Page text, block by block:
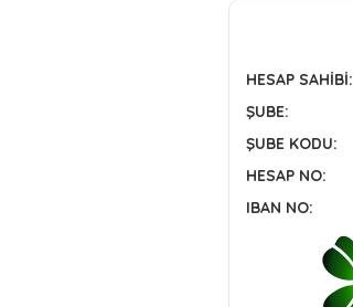
HESAP SAHİBİ:
ŞUBE:
ŞUBE KODU:
HESAP NO:
IBAN NO: